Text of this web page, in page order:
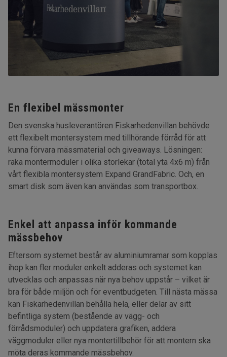
En flexibel mässmonter
Den svenska husleverantören Fiskarhedenvillan behövde
ett flexibelt montersystem med tillhörande förråd för att
kunna förvara mässmaterial och giveaways. Lösningen:
raka montermoduler i olika storlekar (total yta 4x6 m) från
vårt flexibla montersystem Expand GrandFabric. Och, en
smart disk som även kan användas som transportbox.
Enkel att anpassa inför kommande
mässbehov
Eftersom systemet består av aluminiumramar som kopplas
ihop kan fler moduler enkelt adderas och systemet kan
utvecklas och anpassas när nya behov uppstår – vilket är
bra för både miljön och för eventbudgeten. Till nästa mässa
kan Fiskarhedenvillan behålla hela, eller delar av sitt
befintliga system (bestående av vägg- och
förrådsmoduler) och uppdatera grafiken, addera
väggmoduler eller nya montertillbehör för att montern ska
möta deras kommande mässbehov.